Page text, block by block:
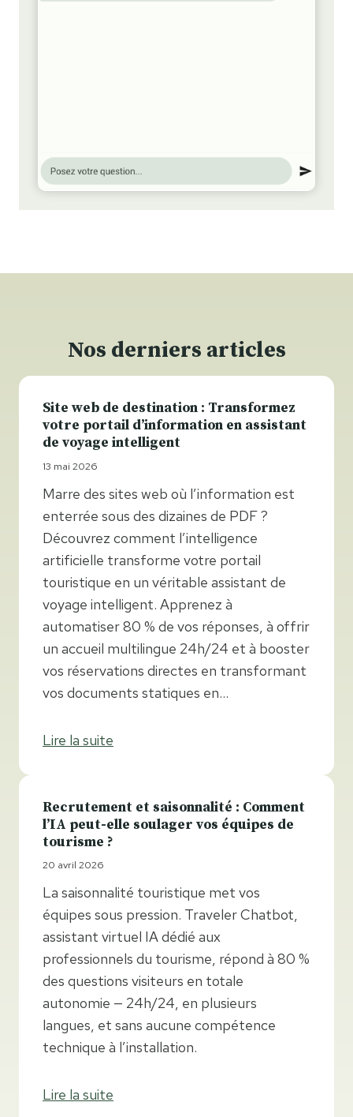
Nos derniers articles
Site web de destination : Transformez
votre portail d’information en assistant
de voyage intelligent
13 mai 2026
Marre des sites web où l’information est
enterrée sous des dizaines de PDF ?
Découvrez comment l’intelligence
artificielle transforme votre portail
touristique en un véritable assistant de
voyage intelligent. Apprenez à
automatiser 80 % de vos réponses, à offrir
un accueil multilingue 24h/24 et à booster
vos réservations directes en transformant
vos documents statiques en…
Lire la suite
Recrutement et saisonnalité : Comment
l’IA peut-elle soulager vos équipes de
tourisme ?
20 avril 2026
La saisonnalité touristique met vos
équipes sous pression. Traveler Chatbot,
assistant virtuel IA dédié aux
professionnels du tourisme, répond à 80 %
des questions visiteurs en totale
autonomie — 24h/24, en plusieurs
langues, et sans aucune compétence
technique à l’installation.
Lire la suite